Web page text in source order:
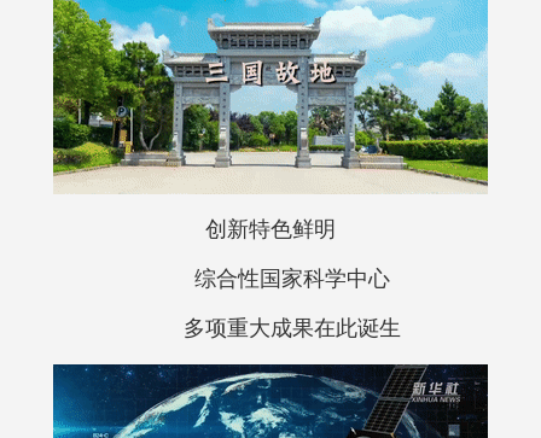
创新特色鲜明
综合性国家科学中心
多项重大成果在此诞生